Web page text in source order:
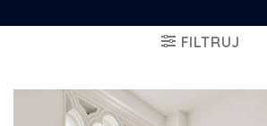
FILTRUJ